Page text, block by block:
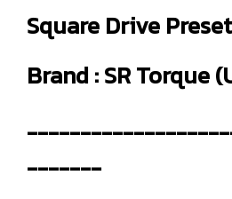
Square Drive Preset
Brand : SR Torque
-------